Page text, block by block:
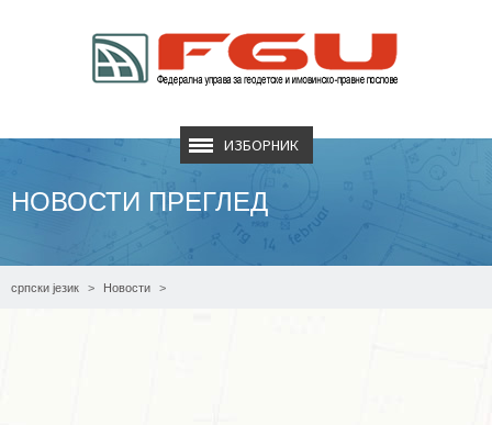
ИЗБОРНИК
НОВОСТИ ПРЕГЛЕД
српски језик Новости